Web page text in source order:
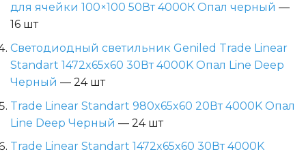
для ячейки 100×100 50Вт 4000К Опал черный —
16 шт
Светодиодный светильник Geniled Trade Linear
Standart 1472x65x60 30Вт 4000K Опал Line Deep
Черный — 24 шт
Trade Linear Standart 980x65x60 20Вт 4000K Опал
Line Deep Черный — 24 шт
Trade Linear Standart 1472x65x60 30Вт 4000K